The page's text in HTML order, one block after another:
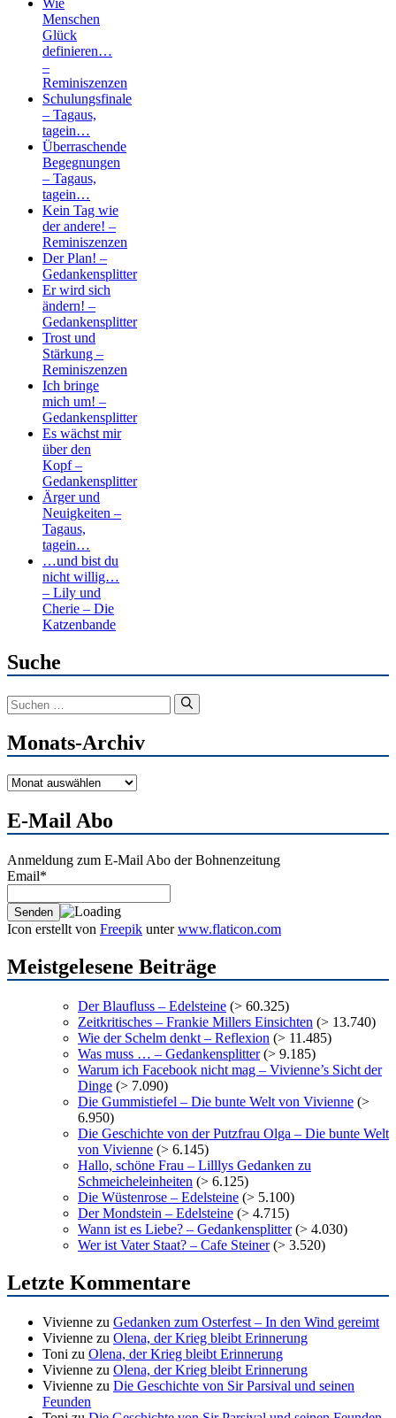
Wie
Menschen
Glück
definieren…
–
Reminiszenzen
Schulungsfinale
– Tagaus,
tagein…
Überraschende
Begegnungen
– Tagaus,
tagein…
Kein Tag wie
der andere! –
Reminiszenzen
Der Plan! –
Gedankensplitter
Er wird sich
ändern! –
Gedankensplitter
Trost und
Stärkung –
Reminiszenzen
Ich bringe
mich um! –
Gedankensplitter
Es wächst mir
über den
Kopf –
Gedankensplitter
Ärger und
Neuigkeiten –
Tagaus,
tagein…
…und bist du
nicht willig…
– Lily und
Cherie – Die
Katzenbande
Suche
Suchen
nach:
Monats-Archiv
Monats-
E-Mail Abo
Anmeldung zum E-Mail Abo der Bohnenzeitung
Email*
Icon erstellt von Freepik unterwww.flaticon.com
Meistgelesene Beiträge
Der Blaufluss – Edelsteine (> 60.325)
Zeitkritisches – Frankie Millers Einsichten (> 13.740)
Wie der Schelm denkt – Reflexion (> 11.485)
Was muss … – Gedankensplitter(> 9.185)
Warum ich Facebook nicht mag – Vivienne’s Sicht der
Dinge (> 7.090)
Die Gummistiefel – Die bunte Welt von Vivienne (>
6.950)
Die Geschichte von der Putzfrau Olga – Die bunte Welt
von Vivienne (> 6.145)
Hallo, schöne Frau – Lilllys Gedanken zu
Schmeicheleinheiten (> 6.125)
Die Wüstenrose – Edelsteine (> 5.100)
Der Mondstein – Edelsteine (> 4.715)
Wann ist es Liebe? – Gedankensplitter(> 4.030)
Wer ist Vater Staat? – Cafe Steiner(> 3.520)
Letzte Kommentare
Vivienne zu Gedanken zum Osterfest – In den Wind gereimt
Vivienne zu Olena, der Krieg bleibt Erinnerung
Toni zu Olena, der Krieg bleibt Erinnerung
Vivienne zu Olena, der Krieg bleibt Erinnerung
Vivienne zu Die Geschichte von Sir Parsival und seinen
Feunden